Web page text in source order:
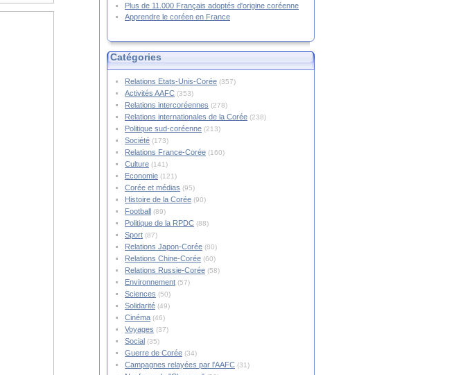
Plus de 11.000 Français adoptés d'origine coréenne
Apprendre le coréen en France
Catégories
Relations Etats-Unis-Corée (357)
Activités AAFC (353)
Relations intercoréennes (278)
Relations internationales de la Corée (238)
Politique sud-coréenne (213)
Société (173)
Relations France-Corée (160)
Culture (141)
Economie (121)
Corée et médias (95)
Histoire de la Corée (90)
Football (89)
Politique de la RPDC (88)
Sport (87)
Relations Japon-Corée (80)
Relations Chine-Corée (60)
Relations Russie-Corée (58)
Environnement (57)
Sciences (50)
Solidarité (49)
Cinéma (46)
Voyages (37)
Social (35)
Guerre de Corée (34)
Campagnes relayées par l'AAFC (31)